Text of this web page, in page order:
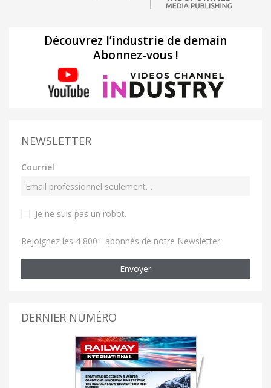
Découvrez l’industrie de demain
Abonnez-vous !
NEWSLETTER
Courriel
Je ne suis pas un robot.
Rejoignez les 4 800+ abonnés de notre Newsletter
Envoyer
DERNIER NUMÉRO